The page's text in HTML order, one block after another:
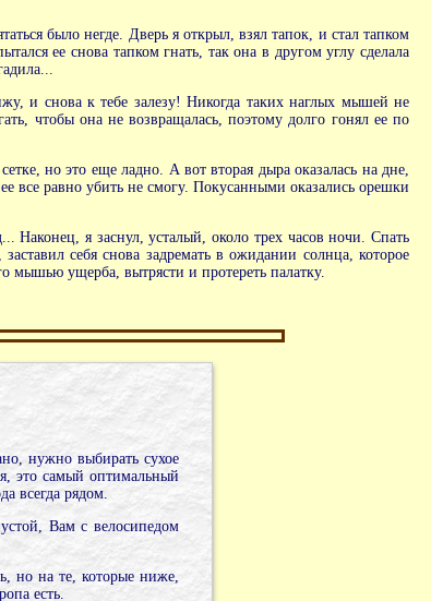
было негде. Дверь я открыл, взял тапок, и стал тапком
ее снова тапком гнать, так она в другом углу сделала
и снова к тебе залезу! Никогда таких наглых мышей не
чтобы она не возвращалась, поэтому долго гонял ее по
но это еще ладно. А вот вторая дыра оказалась на дне,
все равно убить не смогу. Покусанными оказались орешки
Наконец, я заснул, усталый, около трех часов ночи. Спать
себя снова задремать в ожидании солнца, которое
мышью ущерба, вытрясти и протереть палатку.
нужно выбирать сухое
это самый оптимальный
всегда рядом.
Вам с велосипедом
но на те, которые ниже,
есть.